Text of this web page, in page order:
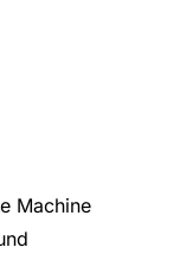
Machine